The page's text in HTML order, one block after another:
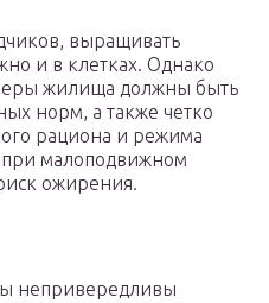
выращивать
и в клетках. Однако
жилища должны быть
норм, а также четко
рациона и режима
при малоподвижном
ожирения.
непривередливы